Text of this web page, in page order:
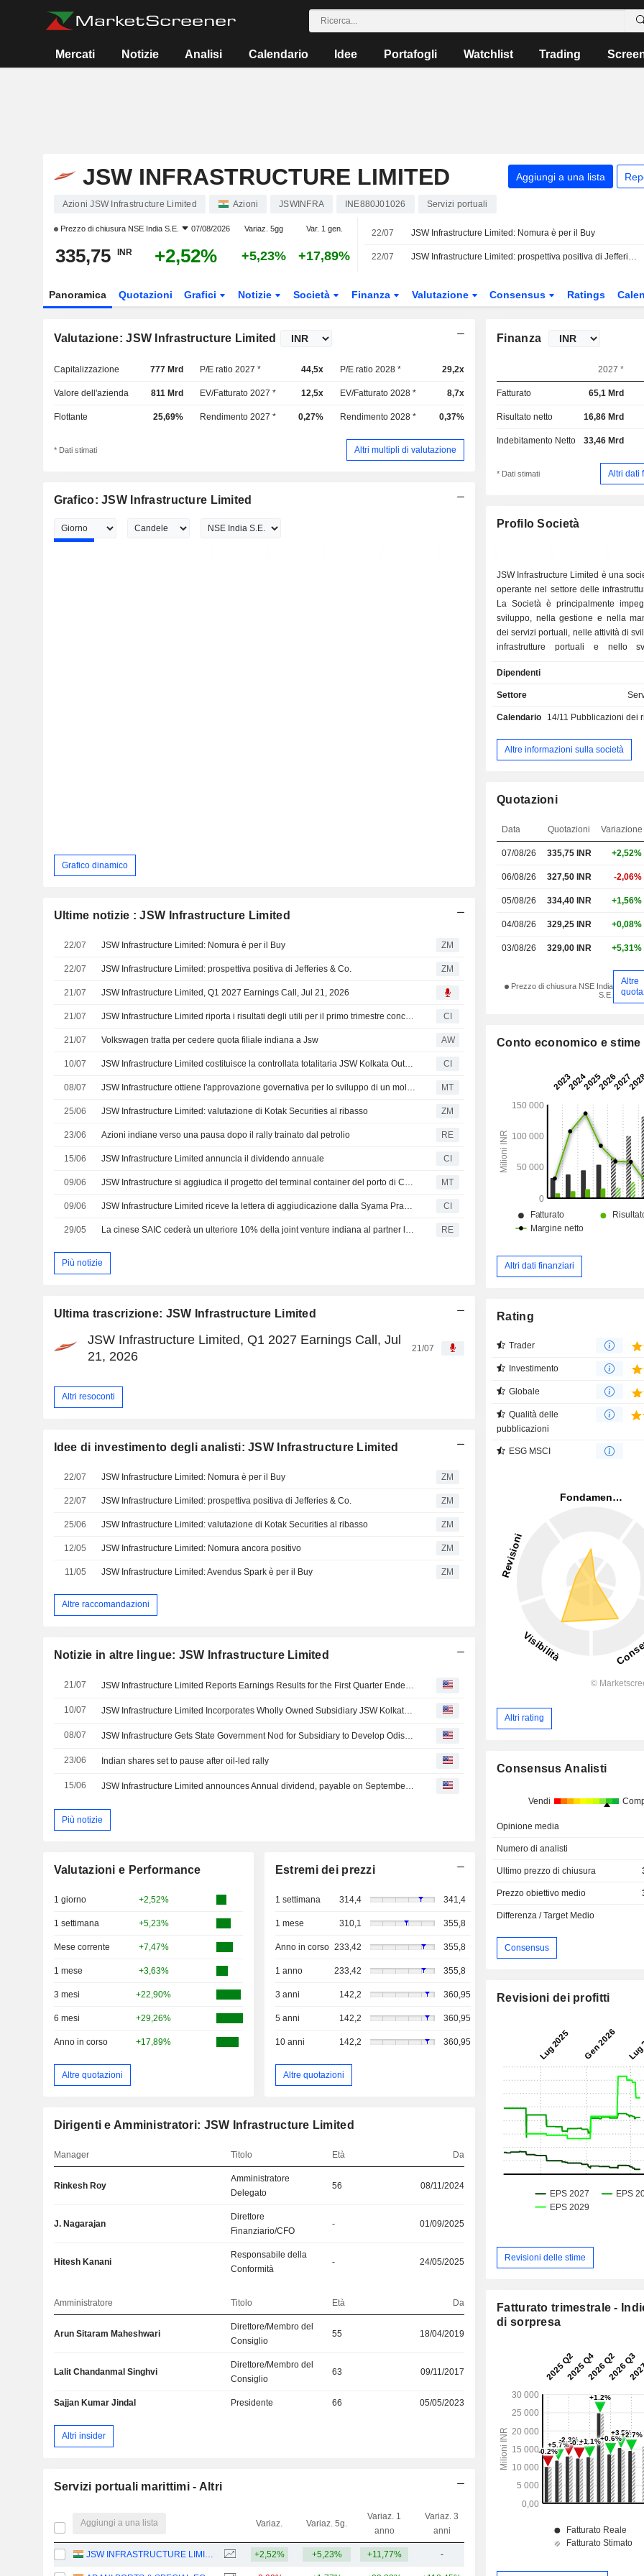
Mercati Notizie Analisi Calendario Idee Portafogli Watchlist Trading
JSW INFRASTRUCTURE LIMITED Aggiungi a una lista
Azioni JSW Infrastructure Limited Azioni JSWINFRA INE880J01026 Servizi portuali
Prezzo di chiusura NSE India S.E. 07/08/2026 Variaz. 5gg Var. 1 gen.
335,75 INR +2,52% +5,23% +17,89%
22/07 JSW Infrastructure Limited: Nomura è per il Buy
22/07 JSW Infrastructure Limited: prospettiva positiva di Jefferies & Co.
Panoramica Quotazioni Grafici Notizie Società Finanza Valutazione Consensus Ratings
Valutazione: JSW Infrastructure Limited
Capitalizzazione 777 Mrd P/E ratio 2027 * 44,5x P/E ratio 2028 * 29,2x
Valore dell'azienda 811 Mrd EV/Fatturato 2027 * 12,5x EV/Fatturato 2028 * 8,7x
Flottante 25,69% Rendimento 2027 * 0,27% Rendimento 2028 * 0,37%
* Dati stimati Altri multipli di valutazione
Grafico: JSW Infrastructure Limited
Grafico dinamico
Ultime notizie : JSW Infrastructure Limited
22/07 JSW Infrastructure Limited: Nomura è per il Buy ZM
22/07 JSW Infrastructure Limited: prospettiva positiva di Jefferies & Co. ZM
21/07 JSW Infrastructure Limited, Q1 2027 Earnings Call, Jul 21, 2026
21/07 JSW Infrastructure Limited riporta i risultati degli utili per il primo trimestre conclusosi il 30 giugno 2026 CI
21/07 Volkswagen tratta per cedere quota filiale indiana a Jsw AW
10/07 JSW Infrastructure Limited costituisce la controllata totalitaria JSW Kolkata Outer Harbour Container Terminal Private Limited CI
08/07 JSW Infrastructure ottiene l'approvazione governativa per lo sviluppo di un molo in Odisha, India MT
25/06 JSW Infrastructure Limited: valutazione di Kotak Securities al ribasso ZM
23/06 Azioni indiane verso una pausa dopo il rally trainato dal petrolio RE
15/06 JSW Infrastructure Limited annuncia il dividendo annuale CI
09/06 JSW Infrastructure si aggiudica il progetto del terminal container del porto di Calcutta; il titolo balza del 6% MT
09/06 JSW Infrastructure Limited riceve la lettera di aggiudicazione dalla Syama Prasad Mookerjee Port Authority per lo sviluppo integrato dell'Outer Container Terminal e delle banchine da 1 a 5 presso il Netaji Subhash Dock del sistema portuale di Calcutta CI
29/05 La cinese SAIC cederà un ulteriore 10% della joint venture indiana al partner locale JSW - fonti RE
Più notizie
Ultima trascrizione: JSW Infrastructure Limited
JSW Infrastructure Limited, Q1 2027 Earnings Call, Jul
21, 2026
21/07
Altri resoconti
Idee di investimento degli analisti: JSW Infrastructure Limited
22/07 JSW Infrastructure Limited: Nomura è per il Buy ZM
22/07 JSW Infrastructure Limited: prospettiva positiva di Jefferies & Co. ZM
25/06 JSW Infrastructure Limited: valutazione di Kotak Securities al ribasso ZM
12/05 JSW Infrastructure Limited: Nomura ancora positivo ZM
11/05 JSW Infrastructure Limited: Avendus Spark è per il Buy ZM
Altre raccomandazioni
Notizie in altre lingue: JSW Infrastructure Limited
21/07 JSW Infrastructure Limited Reports Earnings Results for the First Quarter Ended June 30, 2026
10/07 JSW Infrastructure Limited Incorporates Wholly Owned Subsidiary JSW Kolkata Outer Harbour Container Terminal Private Limited
08/07 JSW Infrastructure Gets State Government Nod for Subsidiary to Develop Odisha, India Jetty
23/06 Indian shares set to pause after oil-led rally
15/06 JSW Infrastructure Limited announces Annual dividend, payable on September 12, 2026
Più notizie
Valutazioni e Performance
1 giorno +2,52%
1 settimana +5,23%
Mese corrente +7,47%
1 mese +3,63%
3 mesi +22,90%
6 mesi +29,26%
Anno in corso +17,89%
Altre quotazioni
Estremi dei prezzi
1 settimana 314,4 341,4
1 mese 310,1 355,8
Anno in corso 233,42 355,8
1 anno 233,42 355,8
3 anni 142,2 360,95
5 anni 142,2 360,95
10 anni 142,2 360,95
Altre quotazioni
Dirigenti e Amministratori: JSW Infrastructure Limited
Manager Titolo Età Da
Rinkesh Roy
Amministratore
Delegato
56 08/11/2024
J. Nagarajan
Direttore
Finanziario/CFO
- 01/09/2025
Hitesh Kanani
Responsabile della
Conformità
- 24/05/2025
Amministratore Titolo Età Da
Arun Sitaram Maheshwari
Direttore/Membro del
Consiglio
55 18/04/2019
Lalit Chandanmal Singhvi
Direttore/Membro del
Consiglio
63 09/11/2017
Sajjan Kumar Jindal Presidente 66 05/05/2023
Altri insider
Servizi portuali marittimi - Altri
Aggiungi a una lista Variaz. Variaz. 5g.
Variaz. 1
anno
Variaz. 3
anni
+2,52% +5,23% +11,77% -
Finanza
2027 *
Fatturato 65,1 Mrd
Risultato netto 16,86 Mrd
Indebitamento Netto 33,46 Mrd
* Dati stimati Altri dati
Profilo Società
JSW Infrastructure Limited è una
operante nel settore delle
La Società è principalmente
sviluppo, nella gestione e nella
dei servizi portuali, nelle attività di
infrastrutture portuali e nello
attività comprendono la gestione
operazioni logistiche. Il segmento
manutenzione di porti e terminal,
segmento delle operazioni
comprende principalmente l'attività
rinfusa alle rinfuse liquide, ai gas e ai
comprendono la movimentazione
soluzioni di stoccaggio, servizi
fornitore in continua evoluzione
società includono JSW Jaigarh
Southwest Port Limited, JSW
Dipendenti
Settore
Calendario 14/11 Pubblicazioni dei
Altre informazioni sulla società
Quotazioni
Data Quotazioni Variazione
07/08/26 335,75INR +2,52%
06/08/26 327,50 INR -2,06%
05/08/26 334,40 INR +1,56%
04/08/26 329,25 INR +0,08%
03/08/26 329,00 INR +5,31%
Prezzo di chiusura NSE India
S.E.
Altre
Conto economico e stime
Altri dati finanziari
Rating
Trader
Investimento
Globale
Qualità delle
pubblicazioni
ESG MSCI
Altri rating
Consensus Analisti
Vendi
Opinione media
Numero di analisti
Ultimo prezzo di chiusura
Prezzo obiettivo medio
Differenza / Target Medio
Consensus
Revisioni dei profitti
Revisioni delle stime
Fatturato trimestrale -
di sorpresa